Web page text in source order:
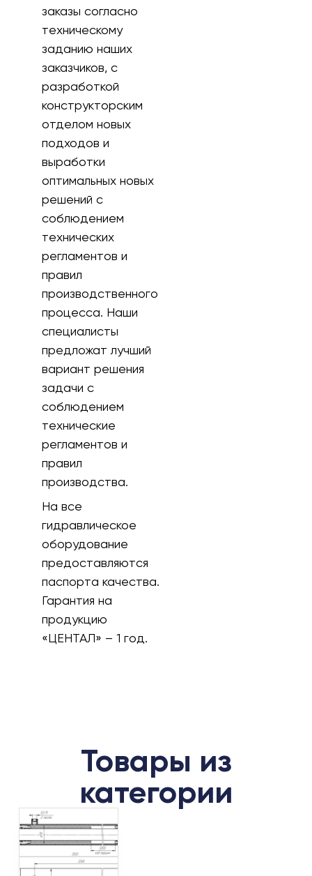
заказы согласно
техническому
заданию наших
заказчиков, с
разработкой
конструкторским
отделом новых
подходов и
выработки
оптимальных новых
решений с
соблюдением
технических
регламентов и
правил
производственного
процесса. Наши
специалисты
предложат лучший
вариант решения
задачи с
соблюдением
технические
регламентов и
правил
производства.
На все
гидравлическое
оборудование
предоставляются
паспорта качества.
Гарантия на
продукцию
«ЦЕНТАЛ» – 1 год.
Товары из
категории